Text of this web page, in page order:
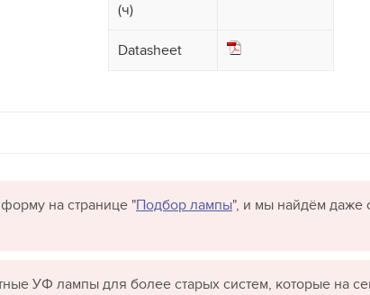
(ч)
Datasheet
на странице "Подбор лампы", и мы найдём даже
УФ лампы для более старых систем, которые на